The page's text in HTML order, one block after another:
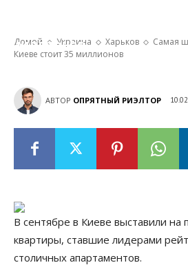
Домой Украина Харьков
Самая
Киеве стоит 35 миллионов
миллионов
АВТОР ОПРЯТНЫЙ РИЭЛТОР
В сентябре в Киеве выставили на
квартиры, ставшие лидерами
столичных апартаментов.